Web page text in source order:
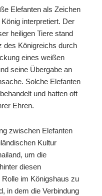
Elefanten als Zeichen
interpretiert. Der
heiligen Tiere stand
des Königreichs durch
eines weißen
seine Übergabe an
Solche Elefanten
und hatten oft
Ehren.
zwischen Elefanten
Kultur
um die
diesen
im Königshaus zu
in dem die Verbindung